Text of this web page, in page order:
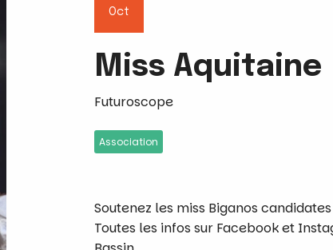
Oct
Miss Aquitaine
Futuroscope
Association
Soutenez les miss Biganos
Toutes les infos sur Facebook et